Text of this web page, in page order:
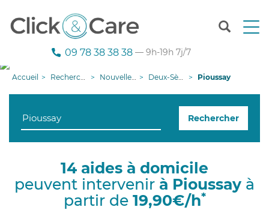
T
n
g
i
09 78 38 38 38 — 9h-19h 7j/7
Accueil Recherche aide à domicile Nouvelle-Aquitaine Deux-Sèvres Pioussay
Rechercher
14 aides à domicile
peuvent intervenir à Pioussay à
partir de 19,90€/h*